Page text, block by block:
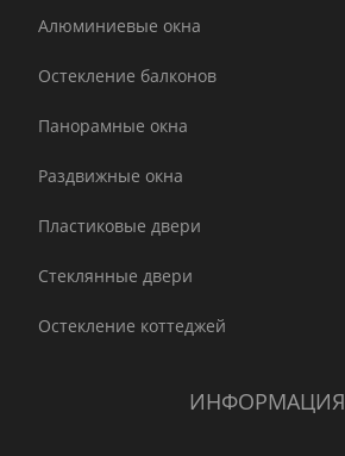
Алюминиевые окна
Остекление балконов
Панорамные окна
Раздвижные окна
Пластиковые двери
Стеклянные двери
Остекление коттеджей
ИНФОРМАЦИЯ